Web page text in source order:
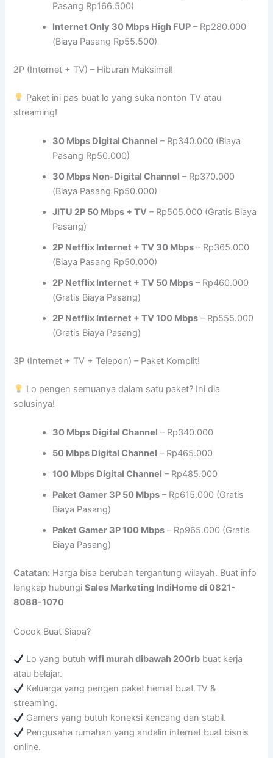
Pasang Rp166.500)
Internet Only 30 Mbps High FUP – Rp280.000
(Biaya Pasang Rp55.500)
2P (Internet + TV) – Hiburan Maksimal!
Paket ini pas buat lo yang suka nonton TV atau
streaming!
30 Mbps Digital Channel – Rp340.000 (Biaya
Pasang Rp50.000)
30 Mbps Non-Digital Channel – Rp370.000
(Biaya Pasang Rp50.000)
JITU 2P 50 Mbps + TV – Rp505.000 (Gratis Biaya
Pasang)
2P Netflix Internet + TV 30 Mbps – Rp365.000
(Biaya Pasang Rp50.000)
2P Netflix Internet + TV 50 Mbps – Rp460.000
(Gratis Biaya Pasang)
2P Netflix Internet + TV 100 Mbps – Rp555.000
(Gratis Biaya Pasang)
3P (Internet + TV + Telepon) – Paket Komplit!
Lo pengen semuanya dalam satu paket? Ini dia
solusinya!
30 Mbps Digital Channel – Rp340.000
50 Mbps Digital Channel – Rp465.000
100 Mbps Digital Channel – Rp485.000
Paket Gamer 3P 50 Mbps – Rp615.000 (Gratis
Biaya Pasang)
Paket Gamer 3P 100 Mbps – Rp965.000 (Gratis
Biaya Pasang)
Catatan: Harga bisa berubah tergantung wilayah. Buat info
lengkap hubungiSales Marketing IndiHome di 0821-
8088-1070
Cocok Buat Siapa?
Lo yang butuhwifi murah dibawah 200rb buat kerja
atau belajar.
Keluarga yang pengen paket hemat buat TV &
streaming.
Gamers yang butuh koneksi kencang dan stabil.
Pengusaha rumahan yang andalin internet buat bisnis
online.